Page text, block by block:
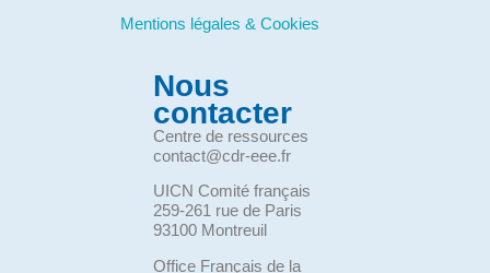
Mentions légales & Cookies
Nous
contacter
Centre de ressources
contact@cdr-eee.fr
UICN Comité français
259-261 rue de Paris
93100 Montreuil
Office Français de la